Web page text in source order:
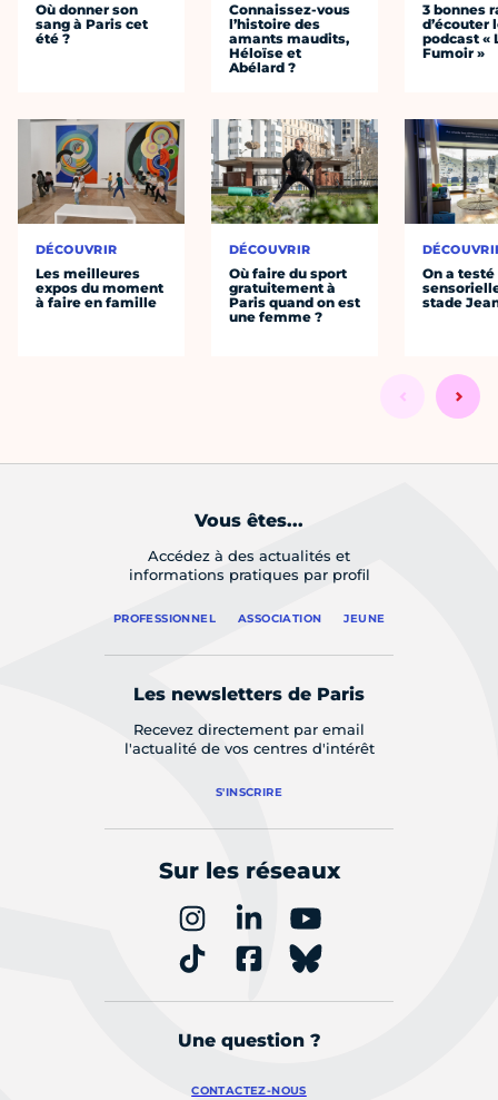
Où donner son
sang à Paris cet
été ?
DÉCOUVRIR
Les meilleures
expos du moment
à faire en famille
Connaissez-vous
l’histoire des
amants maudits,
Héloïse et
Abélard ?
DÉCOUVRIR
Où faire du sport
gratuitement à
Paris quand on est
une femme ?
3 bonnes
d’écouter
podcast «
Fumoir »
On a
stade
Vous êtes...
Accédez à des actualités et
informations pratiques par profil
PROFESSIONNEL ASSOCIATION JEUNE
Les newsletters de Paris
Recevez directement par email
l'actualité de vos centres d'intérêt
S'INSCRIRE
Sur les réseaux
Une question ?
CONTACTEZ-NOUS